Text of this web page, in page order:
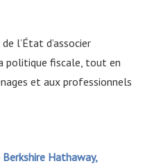
l’État d’associer
politique fiscale, tout en
et aux professionnels
Hathaway,